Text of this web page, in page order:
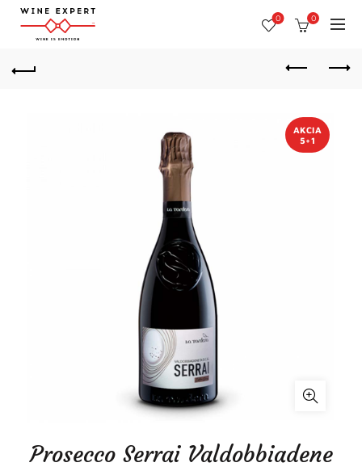
0 0
AKCIA
5+1
Prosecco Serrai Valdobbiadene